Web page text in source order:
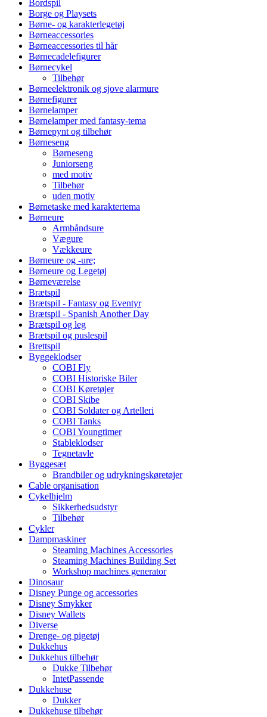
Bordspil
Borge og Playsets
Børne- og karakterlegetøj
Børneaccessories
Børneaccessories til hår
Børnecadelefigurer
Børnecykel
Tilbehør
Børneelektronik og sjove alarmure
Børnefigurer
Børnelamper
Børnelamper med fantasy-tema
Børnepynt og tilbehør
Børneseng
Børneseng
Juniorseng
med motiv
Tilbehør
uden motiv
Børnetaske med karaktertema
Børneure
Armbåndsure
Vægure
Vækkeure
Børneure og -ure;
Børneure og Legetøj
Børneværelse
Brætspil
Brætspil - Fantasy og Eventyr
Brætspil - Spanish Another Day
Brætspil og leg
Brætspil og puslespil
Brettspil
Byggeklodser
COBI Fly
COBI Historiske Biler
COBI Køretøjer
COBI Skibe
COBI Soldater og Artelleri
COBI Tanks
COBI Youngtimer
Stableklodser
Tegnetavle
Byggesæt
Brandbiler og udrykningskøretøjer
Cable organisation
Cykelhjelm
Sikkerhedsudstyr
Tilbehør
Cykler
Dampmaskiner
Steaming Machines Accessories
Steaming Machines Building Set
Workshop machines generator
Dinosaur
Disney Punge og accessories
Disney Smykker
Disney Wallets
Diverse
Drenge- og pigetøj
Dukkehus
Dukkehus tilbehør
Dukke Tilbehør
IntetPassende
Dukkehuse
Dukker
Dukkehuse tilbehør